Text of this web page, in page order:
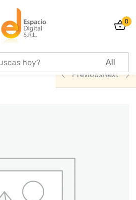
0
ACCESORIOS
PreviousNext
Sign in
an account